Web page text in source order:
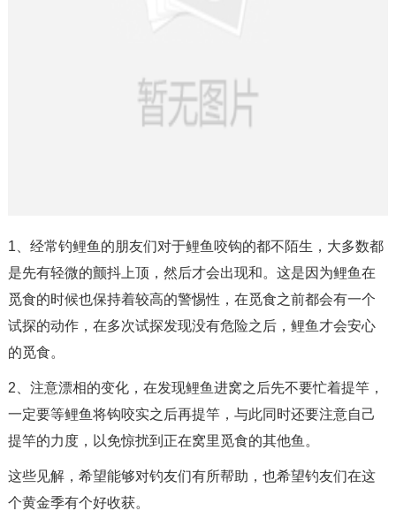
1、经常钓鲤鱼的朋友们对于鲤鱼咬钩的都不陌生，大多数都
是先有轻微的颤抖上顶，然后才会出现和。这是因为鲤鱼在
觅食的时候也保持着较高的警惕性，在觅食之前都会有一个
试探的动作，在多次试探发现没有危险之后，鲤鱼才会安心
的觅食。
2、注意漂相的变化，在发现鲤鱼进窝之后先不要忙着提竿，
一定要等鲤鱼将钩咬实之后再提竿，与此同时还要注意自己
提竿的力度，以免惊扰到正在窝里觅食的其他鱼。
这些见解，希望能够对钓友们有所帮助，也希望钓友们在这
个黄金季有个好收获。